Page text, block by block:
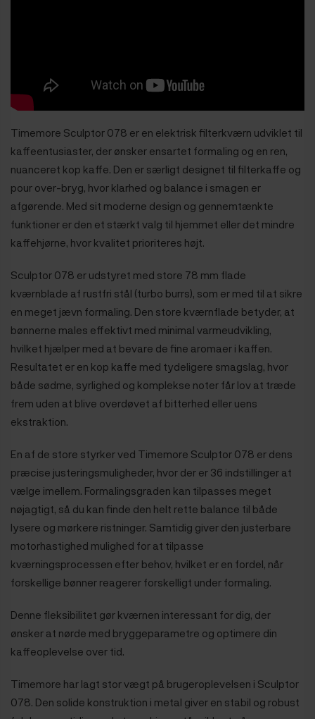
Timemore Sculptor 078 er en elektrisk filterkværn udviklet til
kaffeentusiaster, der ønsker ensartet formaling og en ren,
nuanceret kop kaffe. Den er særligt designet til filterkaffe og
pour over-bryg, hvor klarhed og balance i smagen er
afgørende. Med sit moderne design og gennemtænkte
funktioner er den et stærkt valg til hjemmet eller det mindre
kaffehjørne, hvor kvalitet prioriteres højt.
Sculptor 078 er udstyret med store 78 mm flade
kværnblade af rustfri stål (turbo burrs), som er med til at sikre
en meget jævn formaling. Den store kværnflade betyder, at
bønnerne males effektivt med minimal varmeudvikling,
hvilket hjælper med at bevare de fine aromaer i kaffen.
Resultatet er en kop kaffe med tydeligere smagslag, hvor
både sødme, syrlighed og komplekse noter får lov at træde
frem uden at blive overdøvet af bitterhed eller uens
ekstraktion.
En af de store styrker ved Timemore Sculptor 078 er dens
præcise justeringsmuligheder, hvor der er 36 indstillinger at
vælge imellem. Formalingsgraden kan tilpasses meget
nøjagtigt, så du kan finde den helt rette balance til både
lysere og mørkere ristninger. Samtidig giver den justerbare
motorhastighed mulighed for at tilpasse
kværningsprocessen efter behov, hvilket er en fordel, når
forskellige bønner reagerer forskelligt under formaling.
Denne fleksibilitet gør kværnen interessant for dig, der
ønsker at nørde med bryggeparametre og optimere din
kaffeoplevelse over tid.
Timemore har lagt stor vægt på brugeroplevelsen i Sculptor
078. Den solide konstruktion i metal giver en stabil og robust